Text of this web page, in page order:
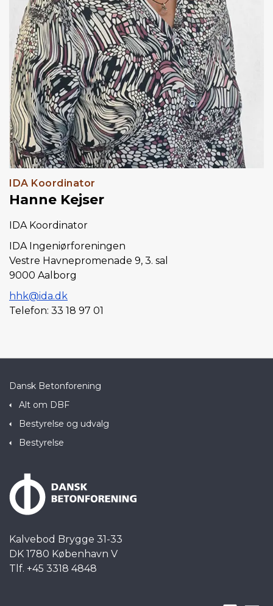
IDA Koordinator
Hanne Kejser
IDA Koordinator
IDA Ingeniørforeningen
Vestre Havnepromenade 9, 3. sal
9000 Aalborg
hhk@ida.dk
Telefon: 33 18 97 01
Dansk Betonforening
Alt om DBF
Bestyrelse og udvalg
Bestyrelse
Kalvebod Brygge 31-33
DK 1780 København V
Tlf. +45 3318 4848